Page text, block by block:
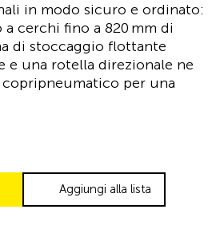
in modo sicuro e ordinato:
cerchi fino a 820 mm di
di stoccaggio flottante
e una rotella direzionale ne
per una
Aggiungi alla lista